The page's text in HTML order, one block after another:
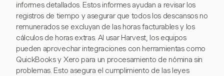
informes detallados. Estos informes ayudan a revisar los
registros de tiempo y asegurar que todos los descansos no
remunerados se excluyan de las horas facturables y los
cálculos de horas extras. Al usar Harvest, los equipos
pueden aprovechar integraciones con herramientas como
QuickBooks y Xero para un procesamiento de nómina sin
problemas. Esto asegura el cumplimiento de las leyes